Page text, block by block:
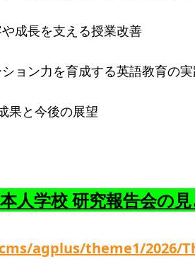
や成長を支える授業改善
ション力を育成する英語教育の
果と今後の展望
人学校 研究報告会の
agplus/theme1/2026/